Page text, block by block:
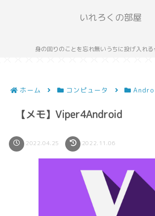
いれろくの部屋
身の回りのことを忘れ無いうちに投げ入れる
ホーム コンピュータ
【メモ】Viper4Android
2022.04.25 2022.11.06